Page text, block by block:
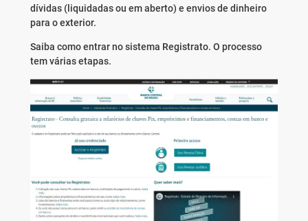
dívidas (liquidadas ou em aberto) e envios de dinheiro
para o exterior.
Saiba como entrar no sistema Registrato. O processo
tem várias etapas.